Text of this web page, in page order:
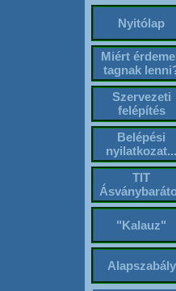
Nyitólap
Miért
tagnak
Szervezeti
felépítés
Belépési
nyilatkozat...
TIT
"Kalauz"
Alapszabály